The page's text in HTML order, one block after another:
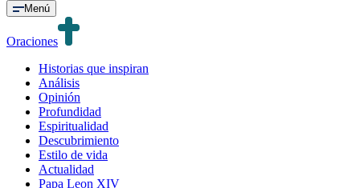
Menú
Oraciones
Historias que inspiran
Análisis
Opinión
Profundidad
Espiritualidad
Descubrimiento
Estilo de vida
Actualidad
Papa Leon XIV